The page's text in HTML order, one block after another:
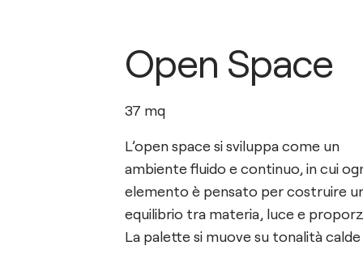
Open Space
37 mq
L’open space si sviluppa come un
ambiente fluido e continuo, in cui
elemento è pensato per costruire
equilibrio tra materia, luce e
La palette si muove su tonalità calde